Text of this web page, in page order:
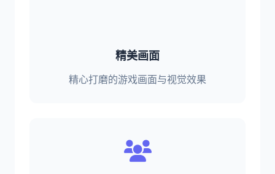
精美画面
精心打磨的游戏画面与视觉效果